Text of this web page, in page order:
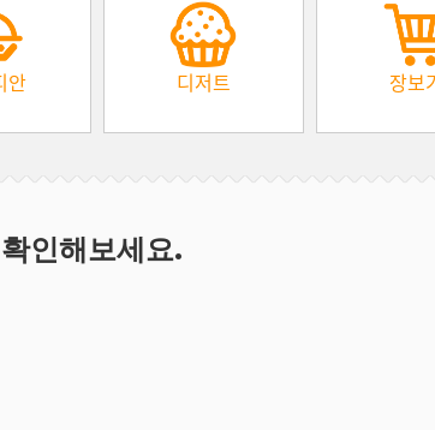
안 디저트 장보기
인해보세요.